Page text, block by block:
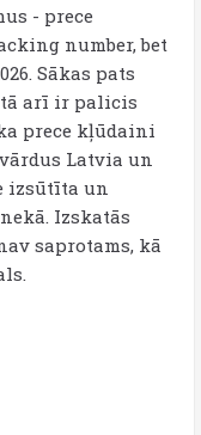
- prece
number, bet
Sākas pats
arī ir palicis
prece kļūdaini
Latvia un
izsūtīta un
Izskatās
saprotams, kā